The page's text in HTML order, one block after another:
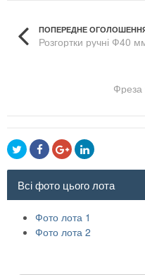
ПОПЕРЕДНЕ
Розгортки ручні Ф40
Всі фото цього лота
Фото лота 1
Фото лота 2